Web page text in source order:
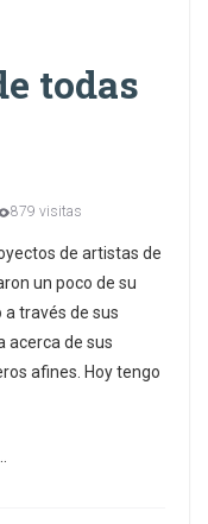
todas
879 visitas
de artistas de
un poco de su
través de sus
acerca de sus
afines. Hoy tengo